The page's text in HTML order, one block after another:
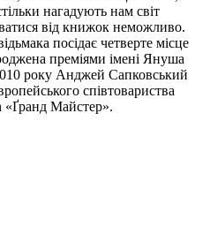
нагадують нам світ
від книжок неможливо.
посідає четверте місце
преміями імені Януша
року Анджей Сапковський
співтовариства
«Ґранд Майстер».